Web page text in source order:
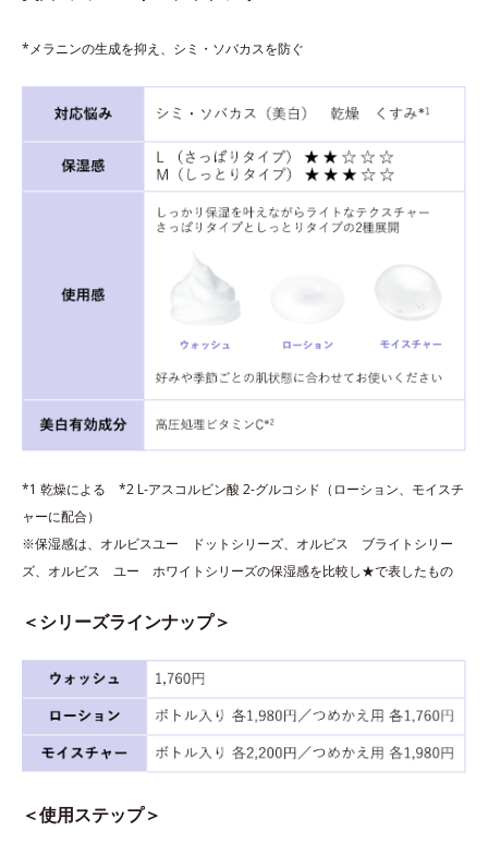
*メラニンの生成を抑え、シミ・ソバカスを防ぐ
*1 乾燥による *2 L-アスコルビン酸 2-グルコシド（ローション、モイスチ
ャーに配合）
※保湿感は、オルビスユー ドットシリーズ、オルビス ブライトシリー
ズ、オルビス ユー ホワイトシリーズの保湿感を比較し★で表したもの
＜シリーズラインナップ＞
＜使用ステップ＞